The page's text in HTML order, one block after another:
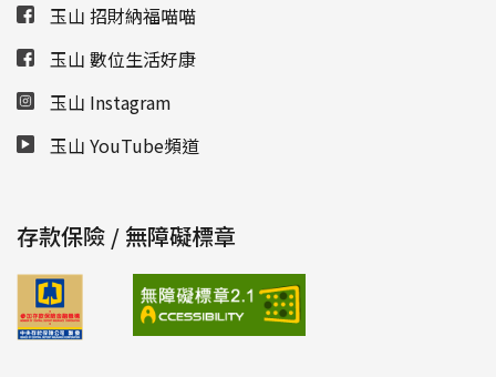
玉山 招財納福喵喵
玉山 數位生活好康
玉山 Instagram
玉山 YouTube頻道
存款保險 / 無障礙標章